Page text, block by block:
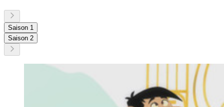
Saison 1
Saison 2